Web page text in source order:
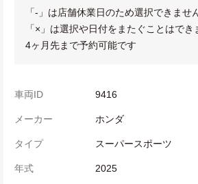
「-」は店舗休業日のため選択できませ
「×」は選択や日付をまたぐことはでき
4ヶ月先まで予約可能です
車両ID 9416
メーカー ホンダ
タイプ スーパースポーツ
年式 2025